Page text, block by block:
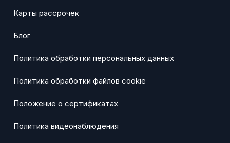
Карты рассрочек
Блог
Политика обработки персональных данных
Политика обработки файлов cookie
Положение о сертификатах
Политика видеонаблюдения